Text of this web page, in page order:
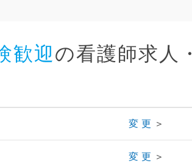
歓迎の看護師求人・
変更 ＞
変更 ＞